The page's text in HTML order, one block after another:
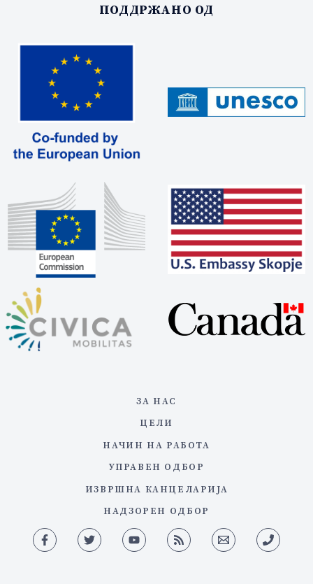
ПОДДРЖАНО ОД
ЗА НАС
ЦЕЛИ
НАЧИН НА РАБОТА
УПРАВЕН ОДБОР
ИЗВРШНА КАНЦЕЛАРИЈА
НАДЗОРЕН ОДБОР